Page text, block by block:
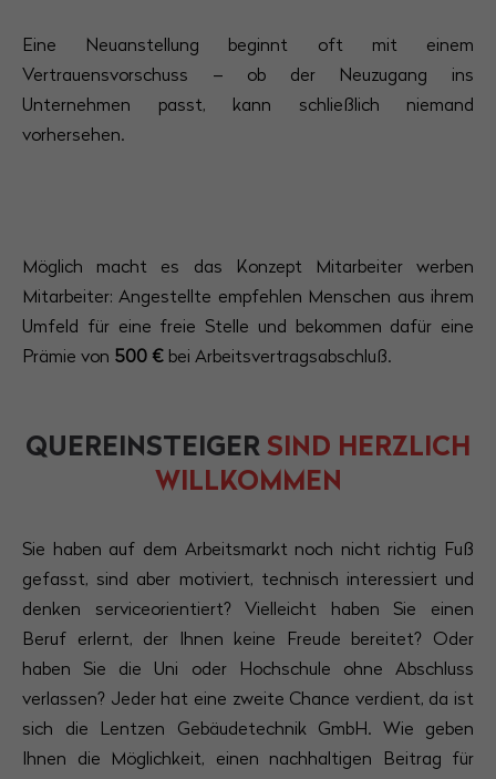
Eine Neuanstellung beginnt oft mit einem
Vertrauensvorschuss – ob der Neuzugang ins
Unternehmen passt, kann schließlich niemand
vorhersehen.
Möglich macht es das Konzept Mitarbeiter werben
Mitarbeiter: Angestellte empfehlen Menschen aus ihrem
Umfeld für eine freie Stelle und bekommen dafür eine
Prämie von 500 € bei Arbeitsvertragsabschluß.
QUEREINSTEIGERSIND HERZLICH
WILLKOMMEN
Sie haben auf dem Arbeitsmarkt noch nicht richtig Fuß
gefasst, sind aber motiviert, technisch interessiert und
denken serviceorientiert? Vielleicht haben Sie einen
Beruf erlernt, der Ihnen keine Freude bereitet? Oder
haben Sie die Uni oder Hochschule ohne Abschluss
verlassen? Jeder hat eine zweite Chance verdient, da ist
sich die Lentzen Gebäudetechnik GmbH. Wie geben
Ihnen die Möglichkeit, einen nachhaltigen Beitrag für